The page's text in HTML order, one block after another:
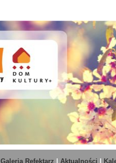
Galeria Refektarz Aktualności